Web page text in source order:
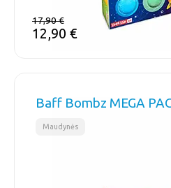
17,90€
12,90 €
Baff Bombz MEGA
Maudynės